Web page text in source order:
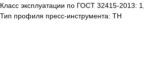
Класс эксплуатации по ГОСТ 32415-2013:
Тип профиля пресс-инструмента: TH